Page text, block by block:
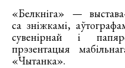
«Белкніга» —
са зніжкамі,
сувенірнай і
прэзентацыя
«Чытанка».